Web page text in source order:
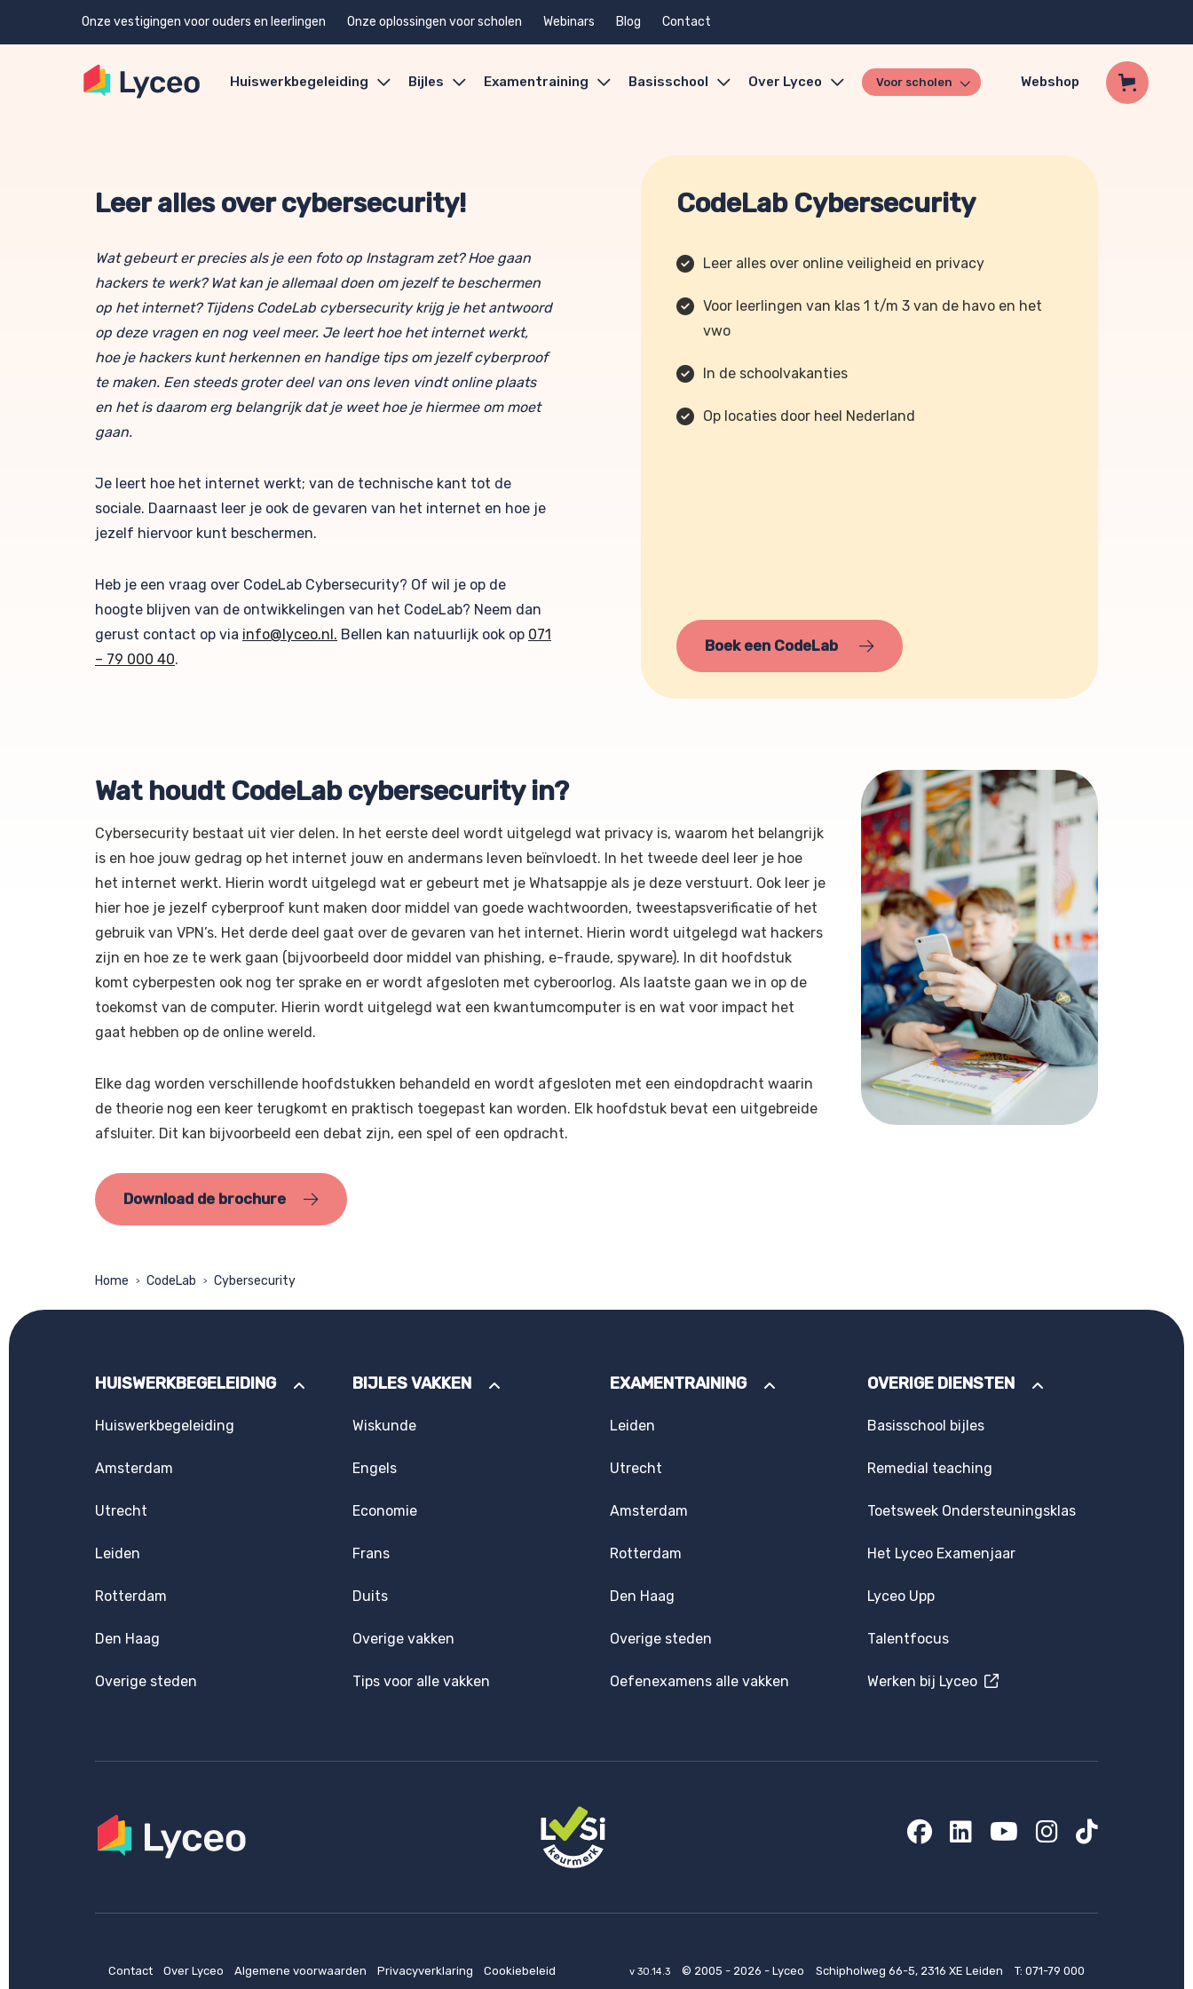
Onze vestigingen voor ouders en leerlingen Onze oplossingen voor scholen Webinars Blog Contact
Huiswerkbegeleiding Bijles Examentraining Basisschool Over Lyceo Voor scholen Webshop
Leer alles over cybersecurity!
Wat gebeurt er precies als je een foto op Instagram zet? Hoe gaan
hackers te werk? Wat kan je allemaal doen om jezelf te beschermen
op het internet? Tijdens CodeLab cybersecurity krijg je het antwoord
op deze vragen en nog veel meer. Je leert hoe het internet werkt,
hoe je hackers kunt herkennen en handige tips om jezelf cyberproof
te maken. Een steeds groter deel van ons leven vindt online plaats
en het is daarom erg belangrijk dat je weet hoe je hiermee om moet
gaan.
Je leert hoe het internet werkt; van de technische kant tot de
sociale. Daarnaast leer je ook de gevaren van het internet en hoe je
jezelf hiervoor kunt beschermen.
Heb je een vraag over CodeLab Cybersecurity? Of wil je op de
hoogte blijven van de ontwikkelingen van het CodeLab? Neem dan
gerust contact op via info@lyceo.nl. Bellen kan natuurlijk ook op 071
– 79 000 40.
CodeLab Cybersecurity
Leer alles over online veiligheid en privacy
Voor leerlingen van klas 1 t/m 3 van de havo en het
vwo
In de schoolvakanties
Op locaties door heel Nederland
Boek een CodeLab
Wat houdt CodeLab cybersecurity in?
Cybersecurity bestaat uit vier delen. In het eerste deel wordt uitgelegd wat privacy is, waarom het belangrijk
is en hoe jouw gedrag op het internet jouw en andermans leven beïnvloedt. In het tweede deel leer je hoe
het internet werkt. Hierin wordt uitgelegd wat er gebeurt met je Whatsappje als je deze verstuurt. Ook leer je
hier hoe je jezelf cyberproof kunt maken door middel van goede wachtwoorden, tweestapsverificatie of het
gebruik van VPN’s. Het derde deel gaat over de gevaren van het internet. Hierin wordt uitgelegd wat hackers
zijn en hoe ze te werk gaan (bijvoorbeeld door middel van phishing, e-fraude, spyware). In dit hoofdstuk
komt cyberpesten ook nog ter sprake en er wordt afgesloten met cyberoorlog. Als laatste gaan we in op de
toekomst van de computer. Hierin wordt uitgelegd wat een kwantumcomputer is en wat voor impact het
gaat hebben op de online wereld.
Elke dag worden verschillende hoofdstukken behandeld en wordt afgesloten met een eindopdracht waarin
de theorie nog een keer terugkomt en praktisch toegepast kan worden. Elk hoofdstuk bevat een uitgebreide
afsluiter. Dit kan bijvoorbeeld een debat zijn, een spel of een opdracht.
Download de brochure
Home > CodeLab > Cybersecurity
HUISWERKBEGELEIDING
Huiswerkbegeleiding
Amsterdam
Utrecht
Leiden
Rotterdam
Den Haag
Overige steden
BIJLES VAKKEN
Wiskunde
Engels
Economie
Frans
Duits
Overige vakken
Tips voor alle vakken
EXAMENTRAINING
Leiden
Utrecht
Amsterdam
Rotterdam
Den Haag
Overige steden
Oefenexamens alle vakken
OVERIGE DIENSTEN
Basisschool bijles
Remedial teaching
Toetsweek Ondersteuningsklas
Het Lyceo Examenjaar
Lyceo Upp
Talentfocus
Werken bij Lyceo
Facebook
LinkedIn
YouTube
Instagram
TikTok
v 30.14.3 © 2005 - 2026 - Lyceo Schipholweg 66-5, 2316 XE Leiden T: 071-79 000
Contact Over Lyceo Algemene voorwaarden Privacyverklaring Cookiebeleid